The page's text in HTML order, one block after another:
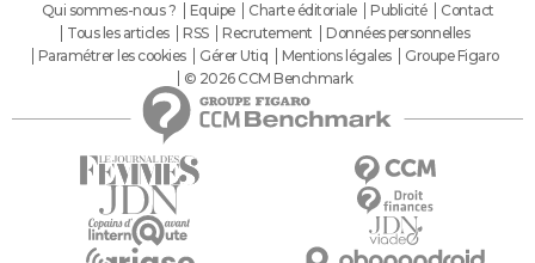
Qui sommes-nous ? Equipe Charte éditoriale Publicité
Contact
Tous les articles
RSS Recrutement
Données personnelles
Paramétrer les cookies
Gérer Utiq Mentions légales
Groupe Figaro
© 2026 CCM Benchmark